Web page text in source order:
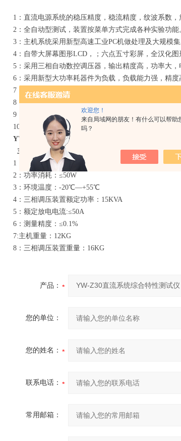
欢迎您！
来自局域网的朋友！有什么可以帮助
吗？
1：直流电源系统的稳压精度，稳流精度，纹波系数，
2：全自动型测试，装置按菜单方式完成各种实验功能
3：主机系统采用新型高速工业PC机做处理及大规模
4：自带大屏幕图形LCD，；六点五寸彩屏，全汉化图
5：采用三相自动数控调压器，输出精度高，功率大，
6：采用新型大功率耗器件为负载，负载能力强，精度
7：负载电阻采用8421码有序排列，可任意组合为用户
8：放电过程中，放电电流始终保持不变。
9：具有PS232和USB接口
10：*的上位功能，具有分析，数据保存，对此确定故
YW-Z30直流系统综合特性测试仪
主要技术指标
1：工作电源：交流220V+15%频率50HZ
2：功率消耗：≤50W
3：环境温度：-20℃—+55℃
4：三相调压装置额定功率：15KVA
5：额定放电电流:≤50A
6：测量精度：≤0.1%
7:主机重量：12KG
8：三相调压装置重量：16KG
产品：
您的单位：
您的姓名：
联系电话：
常用邮箱：